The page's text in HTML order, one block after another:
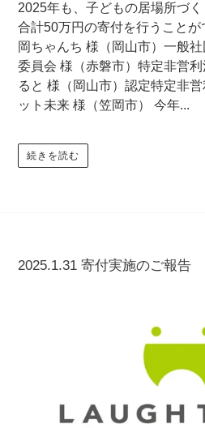
2025年も、子どもの居場所づ
合計50万円の寄付を行うこと
岡ちゃんち 様（岡山市）一般
委員会 様（赤磐市）特定非営
ると 様（岡山市）認定特定非
ット未来 様（笠岡市） 今年...
続きを読む
2025.1.31 寄付実施のご報告